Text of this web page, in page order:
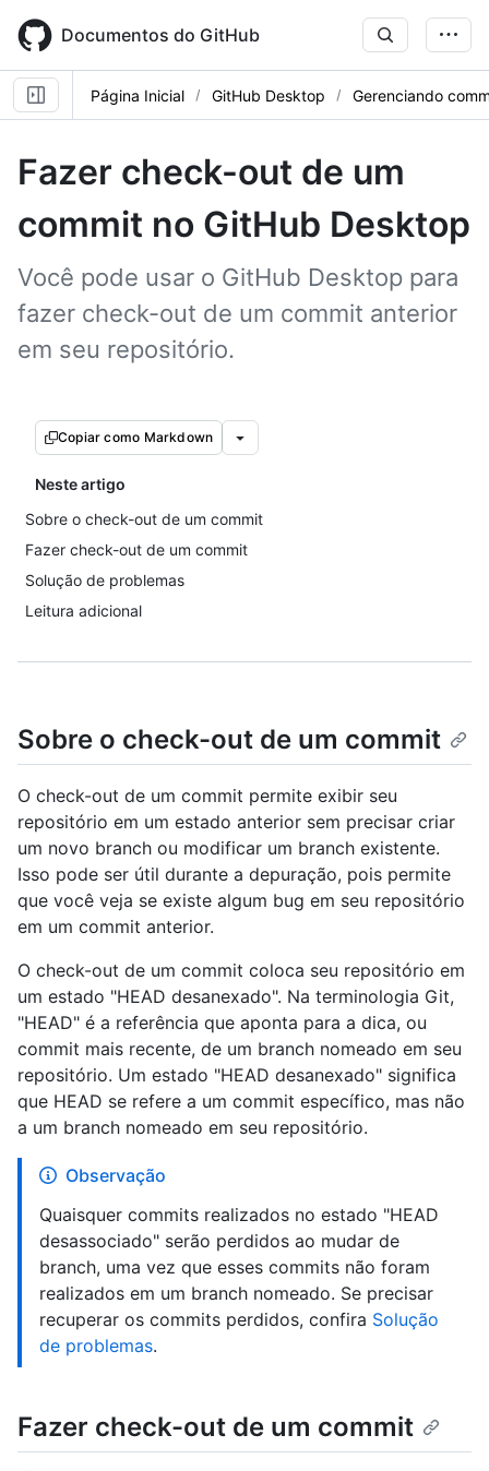
main
content
Documentos do GitHub
Página Inicial GitHub Desktop Gerenciando
Fazer check-out de um
commit no GitHub Desktop
Você pode usar o GitHub Desktop para
fazer check-out de um commit anterior
em seu repositório.
Copiar como Markdown
Neste artigo
Sobre o check-out de um commit
Fazer check-out de um commit
Solução de problemas
Leitura adicional
Sobre o check-out de um commit
O check-out de um commit permite exibir seu
repositório em um estado anterior sem precisar criar
um novo branch ou modificar um branch existente.
Isso pode ser útil durante a depuração, pois permite
que você veja se existe algum bug em seu repositório
em um commit anterior.
O check-out de um commit coloca seu repositório em
um estado "HEAD desanexado". Na terminologia Git,
"HEAD" é a referência que aponta para a dica, ou
commit mais recente, de um branch nomeado em seu
repositório. Um estado "HEAD desanexado" significa
que HEAD se refere a um commit específico, mas não
a um branch nomeado em seu repositório.
Observação
Quaisquer commits realizados no estado "HEAD
desassociado" serão perdidos ao mudar de
branch, uma vez que esses commits não foram
realizados em um branch nomeado. Se precisar
recuperar os commits perdidos, confira Solução
de problemas.
Fazer check-out de um commit